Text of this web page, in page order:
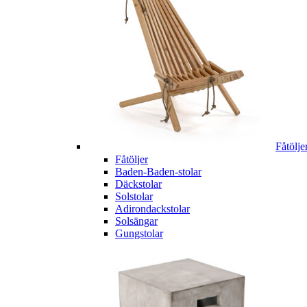
Fåtöljer
Baden-Baden-stolar
Däckstolar
Solstolar
Adirondackstolar
Solsängar
Gungstolar